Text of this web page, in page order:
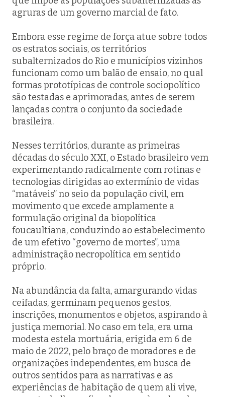
agruras de um governo marcial de fato.
Embora esse regime de força atue sobre todos
os estratos sociais, os territórios
subalternizados do Rio e municípios vizinhos
funcionam como um balão de ensaio, no qual
formas prototípicas de controle sociopolítico
são testadas e aprimoradas, antes de serem
lançadas contra o conjunto da sociedade
brasileira.
Nesses territórios, durante as primeiras
décadas do século XXI, o Estado brasileiro vem
experimentando radicalmente com rotinas e
tecnologias dirigidas ao extermínio de vidas
“matáveis” no seio da população civil, em
movimento que excede amplamente a
formulação original da biopolítica
foucaultiana, conduzindo ao estabelecimento
de um efetivo “governo de mortes”, uma
administração necropolítica em sentido
próprio.
Na abundância da falta, amargurando vidas
ceifadas, germinam pequenos gestos,
inscrições, monumentos e objetos, aspirando à
justiça memorial. No caso em tela, era uma
modesta estela mortuária, erigida em 6 de
maio de 2022, pelo braço de moradores e de
organizações independentes, em busca de
outros sentidos para as narrativas e as
experiências de habitação de quem ali vive,